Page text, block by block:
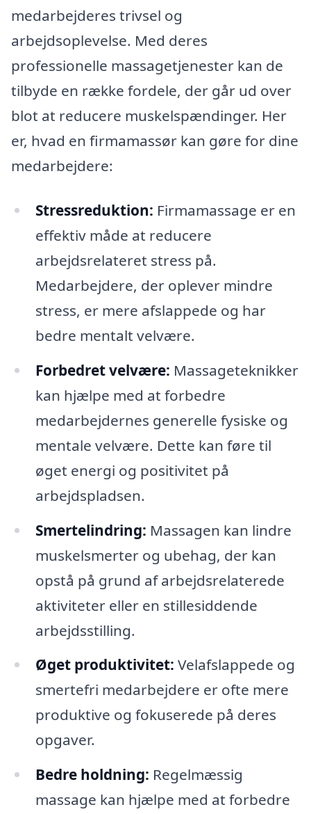
medarbejderes trivsel og
arbejdsoplevelse. Med deres
professionelle massagetjenester kan de
tilbyde en række fordele, der går ud over
blot at reducere muskelspændinger. Her
er, hvad en firmamassør kan gøre for dine
medarbejdere:
Stressreduktion: Firmamassage er en
effektiv måde at reducere
arbejdsrelateret stress på.
Medarbejdere, der oplever mindre
stress, er mere afslappede og har
bedre mentalt velvære.
Forbedret velvære: Massageteknikker
kan hjælpe med at forbedre
medarbejdernes generelle fysiske og
mentale velvære. Dette kan føre til
øget energi og positivitet på
arbejdspladsen.
Smertelindring: Massagen kan lindre
muskelsmerter og ubehag, der kan
opstå på grund af arbejdsrelaterede
aktiviteter eller en stillesiddende
arbejdsstilling.
Øget produktivitet: Velafslappede og
smertefri medarbejdere er ofte mere
produktive og fokuserede på deres
opgaver.
Bedre holdning: Regelmæssig
massage kan hjælpe med at forbedre